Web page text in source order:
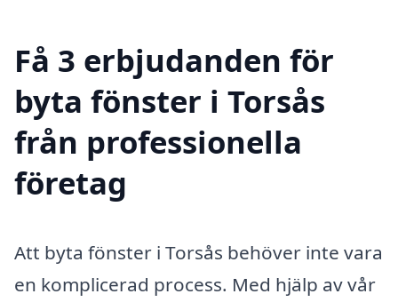
Få 3 erbjudanden för
byta fönster i Torsås
från professionella
företag
Att byta fönster i Torsås behöver inte vara
en komplicerad process. Med hjälp av vår